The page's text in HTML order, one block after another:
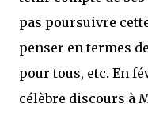
pas poursuivre
penser en termes
pour tous, etc. En
célèbre discours à